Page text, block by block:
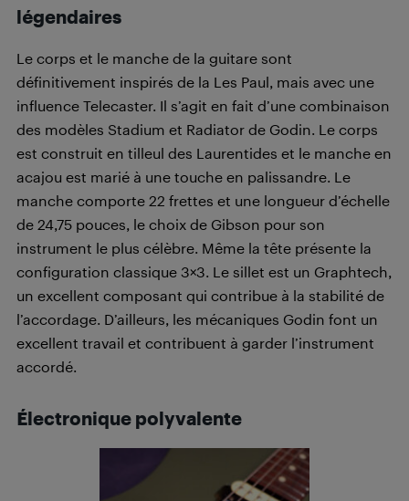
légendaires
Le corps et le manche de la guitare sont
définitivement inspirés de la Les Paul, mais avec une
influence Telecaster. Il s’agit en fait d’une combinaison
des modèles Stadium et Radiator de Godin. Le corps
est construit en tilleul des Laurentides et le manche en
acajou est marié à une touche en palissandre. Le
manche comporte 22 frettes et une longueur d’échelle
de 24,75 pouces, le choix de Gibson pour son
instrument le plus célèbre. Même la tête présente la
configuration classique 3×3. Le sillet est un Graphtech,
un excellent composant qui contribue à la stabilité de
l’accordage. D’ailleurs, les mécaniques Godin font un
excellent travail et contribuent à garder l’instrument
accordé.
Électronique polyvalente